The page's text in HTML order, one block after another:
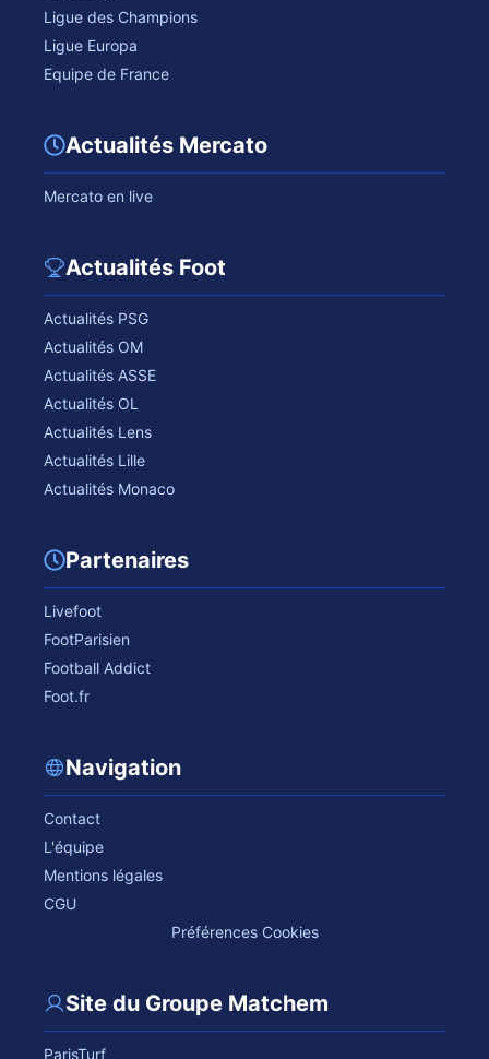
Ligue des Champions
Ligue Europa
Equipe de France
Actualités Mercato
Mercato en live
Actualités Foot
Actualités PSG
Actualités OM
Actualités ASSE
Actualités OL
Actualités Lens
Actualités Lille
Actualités Monaco
Partenaires
Livefoot
FootParisien
Football Addict
Foot.fr
Navigation
Contact
L'équipe
Mentions légales
CGU
Préférences Cookies
Site du Groupe Matchem
ParisTurf